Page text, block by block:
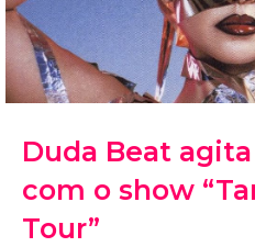
Duda Beat
com o show
Tour”